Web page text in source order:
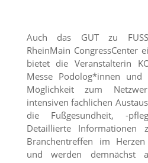
Auch das GUT zu
RheinMain CongressCenter
bietet die Veranstalterin
Messe Podolog*innen und
Möglichkeit zum
intensiven fachlichen
die Fußgesundheit, -
Detaillierte Informationen
Branchentreffen im
und werden demnächst